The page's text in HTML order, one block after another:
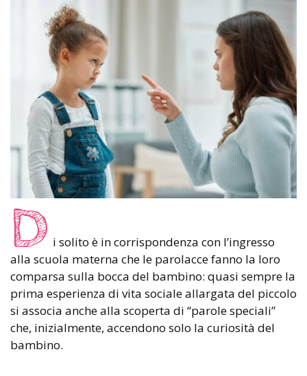
D i solito è in corrispondenza con l’ingresso
alla scuola materna che le parolacce fanno la loro
comparsa sulla bocca del bambino: quasi sempre la
prima esperienza di vita sociale allargata del piccolo
si associa anche alla scoperta di “parole speciali”
che, inizialmente, accendono solo la curiosità del
bambino.